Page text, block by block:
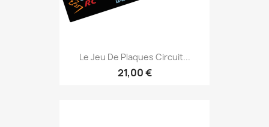
Le Jeu De Plaques Circuit...
21,00 €